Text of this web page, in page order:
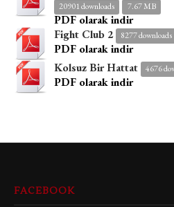
20901 downloads 7.67 MB
PDF olarak indir
Fight Club 2
8277 downloads
PDF olarak indir
Kolsuz Bir Hattat
4676
PDF olarak indir
FACEBOOK